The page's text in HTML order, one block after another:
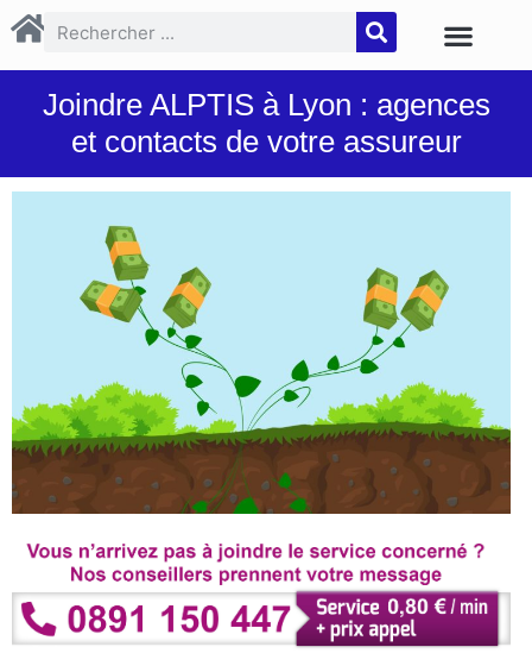
Joindre ALPTIS à Lyon : agences
et contacts de votre assureur